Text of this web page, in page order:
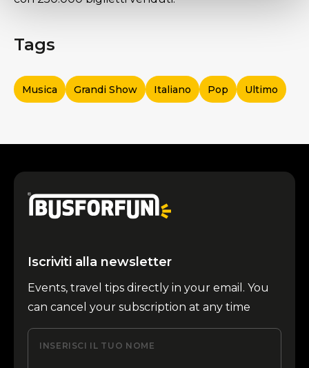
Tags
Musica Grandi Show Italiano Pop Ultimo
Iscriviti alla newsletter
Events, travel tips directly in your email. You
can cancel your subscription at any time
INSERISCI IL TUO NOME